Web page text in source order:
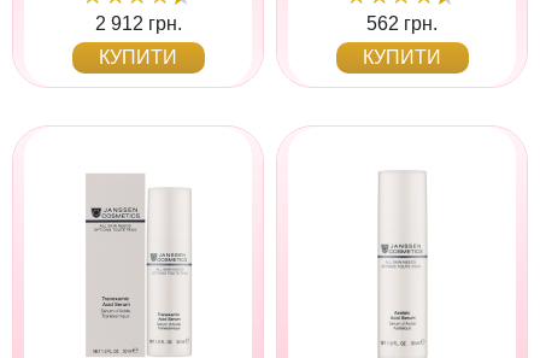
2 912 грн.
КУПИТИ
562 грн.
КУПИТИ